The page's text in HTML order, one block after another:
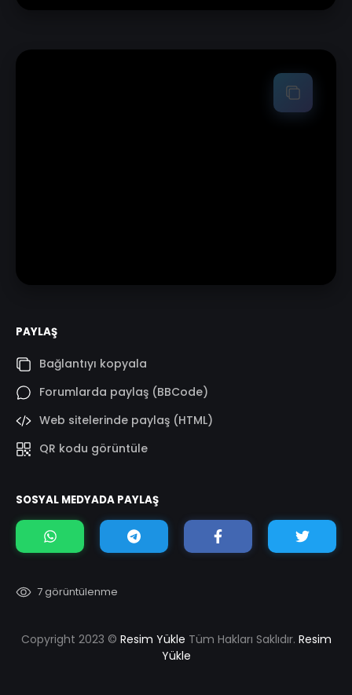
PAYLAŞ
Bağlantıyı kopyala
Forumlarda paylaş (BBCode)
Web sitelerinde paylaş (HTML)
QR kodu görüntüle
SOSYAL MEDYADA PAYLAŞ
7 görüntülenme
Copyright 2023 © Resim Yükle Tüm Hakları Saklıdır. Resim
Yükle